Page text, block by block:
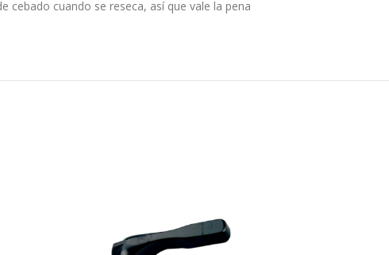
cebado cuando se reseca, así que vale la pena